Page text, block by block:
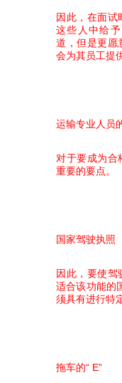
因此，在面试
这些人中给
道，但是更愿
会为其员工提
运输专业人员
对于要成为合
重要的要点。
国家驾驶执照
因此，要使驾
适合该功能的
须具有进行特
拖车的“ E”